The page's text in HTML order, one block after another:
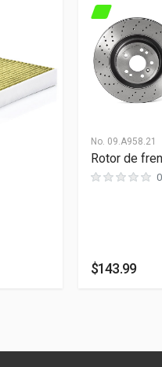
No. 09.A958.21
Rotor de
$143.99